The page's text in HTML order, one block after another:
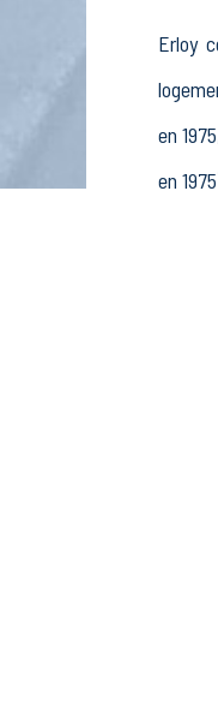
Erloy
en
en